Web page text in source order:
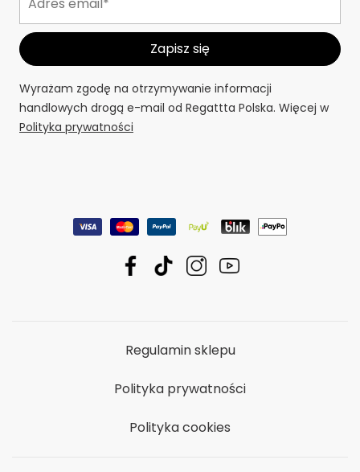
Wyrażam zgodę na otrzymywanie informacji
handlowych drogą e-mail od Regattta Polska. Więcej w
Polityka prywatności
Regulamin sklepu
Polityka prywatności
Polityka cookies